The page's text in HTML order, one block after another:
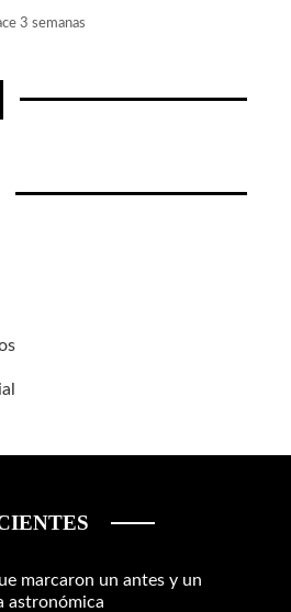
3 semanas
marcaron un antes y un
astronómica